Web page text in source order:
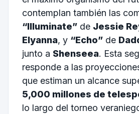
contemplan también las
“Illuminate”de Jessie
Elyanna, y “Echo”de
junto a Shenseea. Esta
responde a las
que estiman un alcance
5,000 millones de
lo largo del torneo